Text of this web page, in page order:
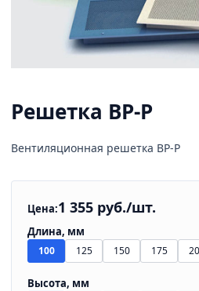
Решетка ВР-Р
Вентиляционная решетка ВР-Р
Цена:1 355 руб./шт.
Длина, мм
100 125 150 175
Высота, мм